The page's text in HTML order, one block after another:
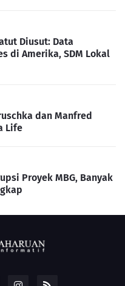
Diusut: Data
di Amerika, SDM Lokal
dan Manfred
Life
Proyek MBG, Banyak